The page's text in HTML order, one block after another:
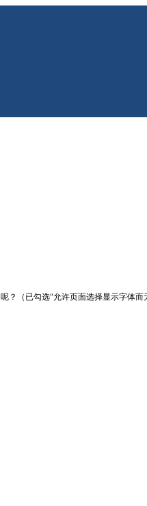
？（已勾选“允许页面选择显示字体